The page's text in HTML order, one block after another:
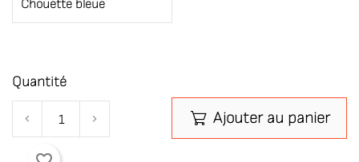
Quantité
 Ajouter au panier